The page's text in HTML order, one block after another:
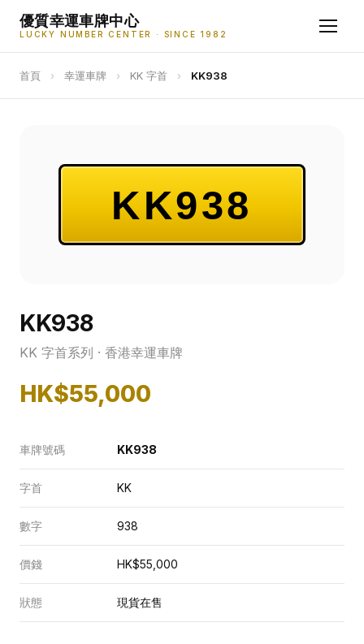
優質幸運車牌中心
LUCKY NUMBER CENTER · SINCE 1982
首頁 › 幸運車牌 › KK 字首 › KK938
KK938
KK938
KK 字首系列 · 香港幸運車牌
HK$55,000
車牌號碼 KK938
字首 KK
數字 938
價錢 HK$55,000
狀態 現貨在售